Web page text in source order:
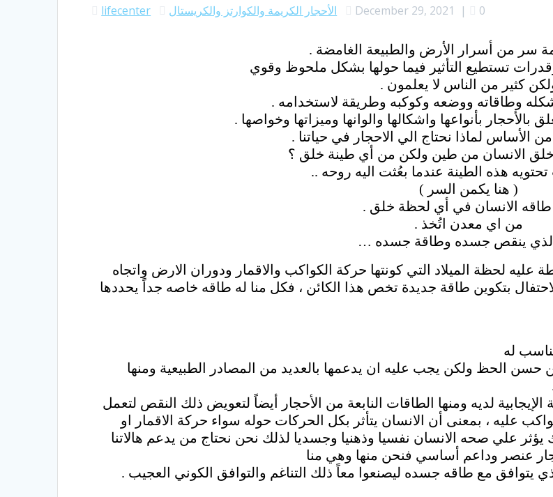
lifecenter الأحجار الكريمة والكوارتز والكريستال December 29, 2021 | 0
سر من أسرار الأرض والطبيعة الغامضة .
تستطيع التأثير فيما حولها بشكل ملحوظ وقوي
كثير من الناس لا يعلمون .
وطاقاته ووضعه وكوكبه وطريقة لاستخدامه .
بأنواعها واشكالها والوانها وميزاتها وخواصها .
الأساس لماذا نحتاج الي الاحجار في حياتنا .
الانسان من طين ولكن من أي طينة خلق ؟
هذه الطينة عندما بعُثت اليه روحه ..
( هنا يكمن السر )
الانسان في أي لحظة خلق .
من اي معدن اتُخذ .
ينقص جسده وطاقة جسده …
لحظة الميلاد التي كونتها حركة الكواكب والاقمار ودوران الارض واتجاه
بتكوين طاقة جديدة تخص هذا الكائن ، فكل منا له طاقه خاصه جداً يحددها
له
حسن الحظ ولكن يجب عليه ان يدعمها بالعديد من المصادر الطبيعية ومنها
لديه ومنها الطاقات النابعة من الأحجار أيضاً لتعويض ذلك النقص لتعمل
عليه ، بمعنى أن الانسان يتأثر بكل الحركات حوله سواء حركة الاقمار او
علي صحه الانسان نفسيا وذهنيا وجسديا لذلك نحن نحتاج من يدعم هالاتنا
عنصر وداعم أساسي فنحن منها وهي منا
مع طاقه جسده ليصنعوا معاً ذلك التناغم والتوافق الكوني العجيب .